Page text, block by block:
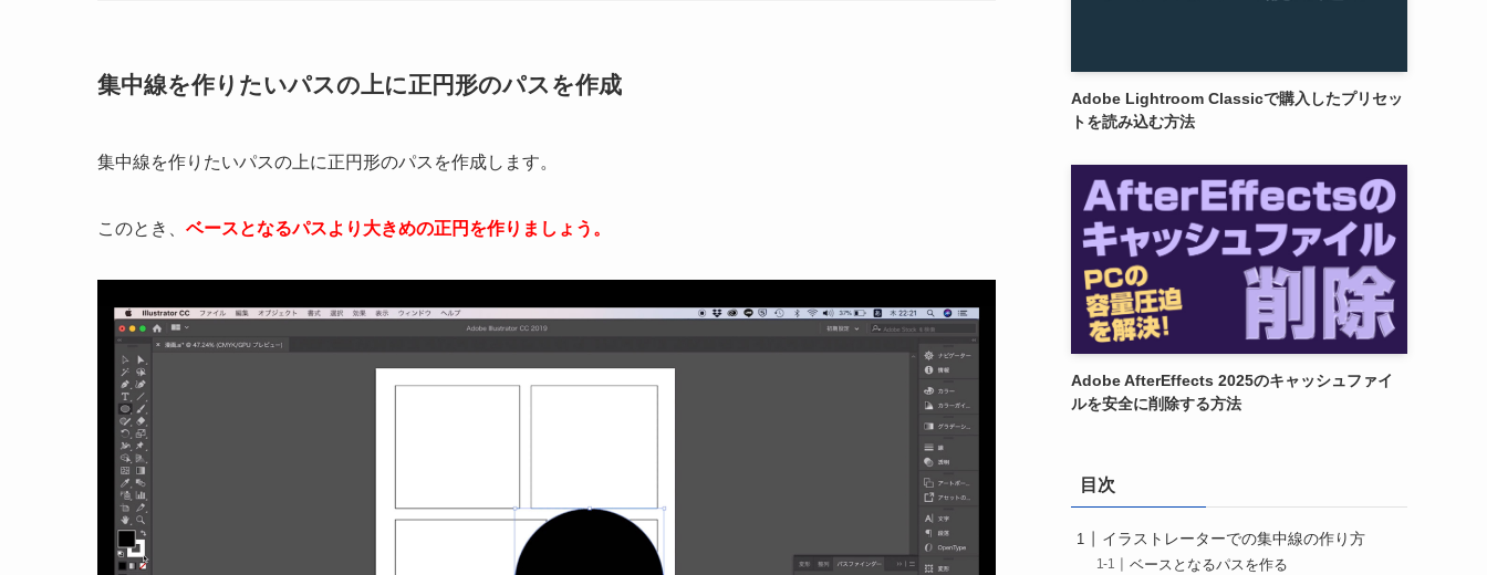
集中線を作りたいパスの上に正円形のパスを作成
集中線を作りたいパスの上に正円形のパスを作成します。
このとき、 ベースとなるパスより大きめの正円を作りましょう。
Adobe Lightroom Classicで購入したプリセッ
トを読み込む方法
Adobe AfterEffects 2025のキャッシュファイ
ルを安全に削除する方法
目次
イラストレーターでの集中線の作り方
ベースとなるパスを作る